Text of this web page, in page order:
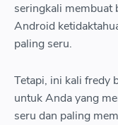
Forge of Empires
seringkali membuat
Android
paling seru.
Tetapi, ini kali fredy
untuk Anda yang
seru dan paling